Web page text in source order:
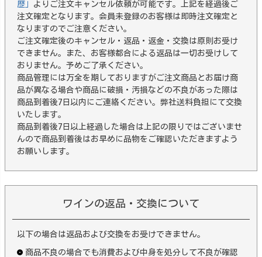
歴」 よりご注文キャンセル依頼が可能です。上記を経過後ご
注文確定となります。会員未登録のお客様は即時注文確定と
なりますのでご注意ください。
ご注文確定後のキャンセル・返品・返金・交換は原則お受け
できません。また、お客様都合による返品は一切お受けして
おりません。予めご了承ください。
商品管理には万全を期しておりますがご注文商品とお届け商
品が異なる場合や商品に破損・汚損などの不良があった際は
商品到着後7日以内にご連絡ください。弊社送料負担にて交換
いたします。
商品到着後7日以上経過した場合は上記の限りではございませ
んので商品到着後はお早めに品物をご確認いただきますよう
お願いします。
ワインの返品・交換について
以下の場合は返品および交換をお受けできません。
商品不良の場合でも消費および中身を処分して不良が確認